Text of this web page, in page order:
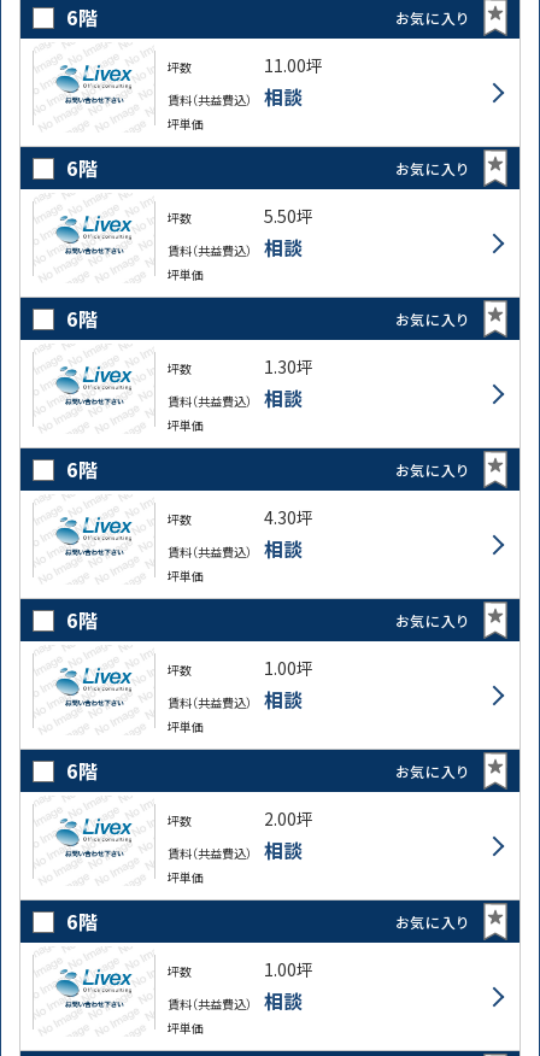
6階 お気に入り
坪数 11.00坪
賃料（共益費込） 相談
坪単価
6階 お気に入り
坪数 5.50坪
賃料（共益費込） 相談
坪単価
6階 お気に入り
坪数 1.30坪
賃料（共益費込） 相談
坪単価
6階 お気に入り
坪数 4.30坪
賃料（共益費込） 相談
坪単価
6階 お気に入り
坪数 1.00坪
賃料（共益費込） 相談
坪単価
6階 お気に入り
坪数 2.00坪
賃料（共益費込） 相談
坪単価
6階 お気に入り
坪数 1.00坪
賃料（共益費込） 相談
坪単価